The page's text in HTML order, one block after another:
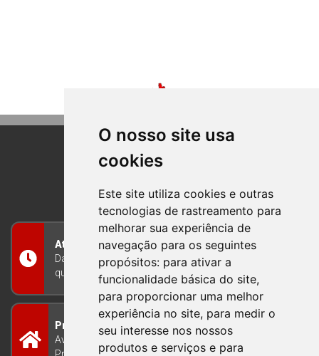
O nosso site usa
cookies
Este site utiliza cookies e outras
tecnologias de rastreamento para
melhorar sua experiência de
navegação para os seguintes
propósitos: para ativar a
funcionalidade básica do site,
para proporcionar uma melhor
experiência no site, para medir o
seu interesse nos nossos
produtos e serviços e para
BOM PRINCIPIO
RIO GRANDE DO SUL
Atendimento
Das 8h às 12h e das 13h às 17h30, de segunda a
quinta-feira, e nas sextas-feiras das 7h às 13h
Prefeitura Municipal
Avenida Guilherme Winter 65 - Centro Bom